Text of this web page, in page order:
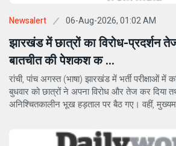
Newsalert 06-Aug-2026, 01:02 AM
झारखंड में छात्रों का विरोध-प्रदर्शन
बातचीत की पेशकश क ...
रांची, पांच अगस्त (भाषा) झारखंड में भर्ती परीक्षाओं
बुधवार को छात्रों ने अपना विरोध और तेज कर दिया
अनिश्चितकालीन भूख हड़ताल पर बैठ गए। वहीं,